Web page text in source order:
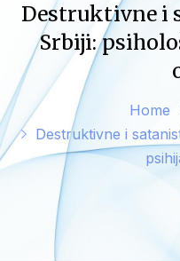
Destruktivne i
Srbiji:
Home
Destruktivne i